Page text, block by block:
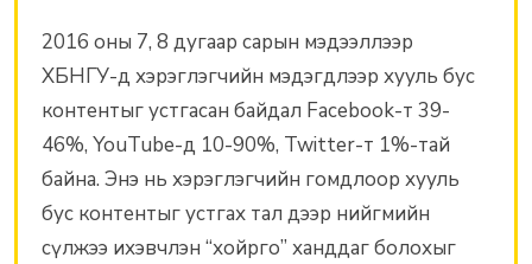
2016 оны 7, 8 дугаар сарын мэдээллээр
ХБНГУ-д хэрэглэгчийн мэдэгдлээр хууль бус
контентыг устгасан байдал Facebook-т 39-
46%, YouTube-д 10-90%, Twitter-т 1%-тай
байна. Энэ нь хэрэглэгчийн гомдлоор хууль
бус контентыг устгах тал дээр нийгмийн
сүлжээ ихэвчлэн “хойрго” ханддаг болохыг